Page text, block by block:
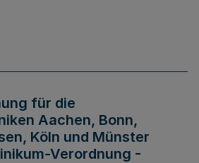
für die
Aachen, Bonn,
Köln und Münster
Verordnung -